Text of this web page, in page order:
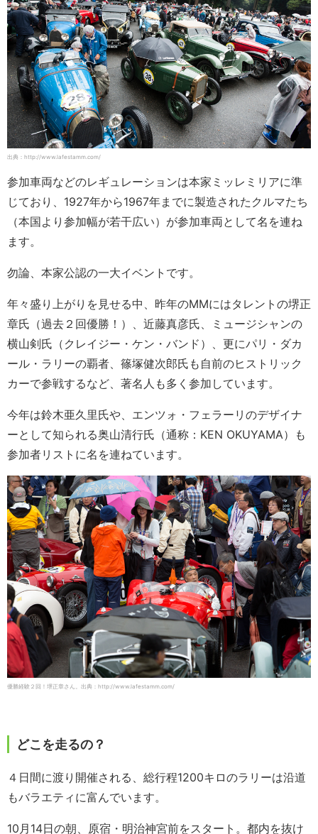
出典：http://www.lafestamm.com/
参加車両などのレギュレーションは本家ミッレミリアに準
じており、1927年から1967年までに製造されたクルマたち
（本国より参加幅が若干広い）が参加車両として名を連ね
ます。
勿論、本家公認の一大イベントです。
年々盛り上がりを見せる中、昨年のMMにはタレントの堺正
章氏（過去２回優勝！）、近藤真彦氏、ミュージシャンの
横山剣氏（クレイジー・ケン・バンド）、更にパリ・ダカ
ール・ラリーの覇者、篠塚健次郎氏も自前のヒストリック
カーで参戦するなど、著名人も多く参加しています。
今年は鈴木亜久里氏や、エンツォ・フェラーリのデザイナ
ーとして知られる奥山清行氏（通称：KEN OKUYAMA）も
参加者リストに名を連ねています。
優勝経験２回！堺正章さん。出典：http://www.lafestamm.com/
どこを走るの？
４日間に渡り開催される、総行程1200キロのラリーは沿道
もバラエティに富んでいます。
10月14日の朝、原宿・明治神宮前をスタート。都内を抜け